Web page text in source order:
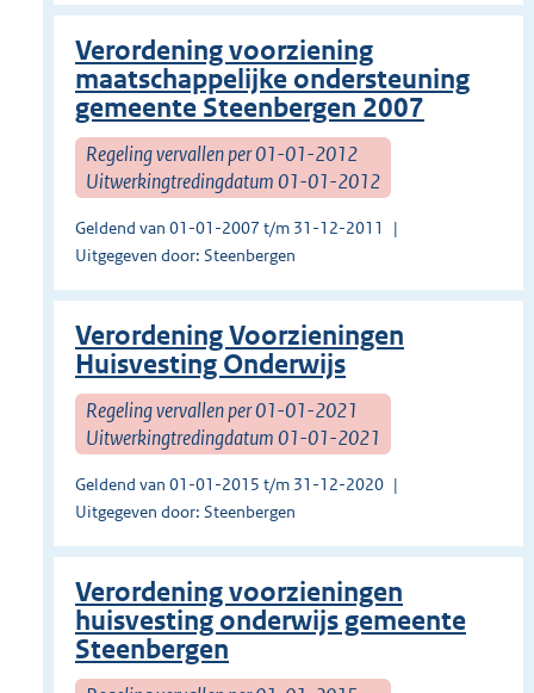
Verordening voorziening
maatschappelijke ondersteuning
gemeente Steenbergen 2007
Regeling vervallen per 01-01-2012
Uitwerkingtredingdatum 01-01-2012
Geldend van 01-01-2007 t/m 31-12-2011
Uitgegeven door: Steenbergen
Verordening Voorzieningen
Huisvesting Onderwijs
Regeling vervallen per 01-01-2021
Uitwerkingtredingdatum 01-01-2021
Geldend van 01-01-2015 t/m 31-12-2020
Uitgegeven door: Steenbergen
Verordening voorzieningen
huisvesting onderwijs gemeente
Steenbergen